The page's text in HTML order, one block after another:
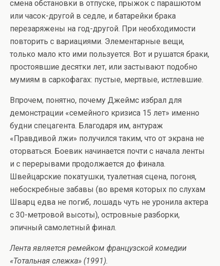
смена обстановки в отпуске, прыжок с парашютом
или часок-другой в седле, и батарейки брака
перезаряжены на год-другой. При необходимости
повторить с вариациями. Элементарные вещи,
только мало кто ими пользуется. Вот и рушатся браки,
простоявшие десятки лет, или застывают подобно
мумиям в саркофагах: пустые, мертвые, истлевшие.
Впрочем, понятно, почему Джеймс избрал для
демонстрации «семейного кризиса 15 лет» именно
будни спецагента. Благодаря им, антураж
«Правдивой лжи» получился таким, что от экрана не
оторваться. Боевик начинается почти с начала ленты
и с перерывами продолжается до финала.
Швейцарские покатушки, туалетная сцена, погоня,
небоскребные забавы (во время которых по слухам
Шварц едва не погиб, лошадь чуть не уронила актера
с 30-метровой высоты), островные разборки,
эпичный самолетный финал.
Лента является ремейком французской комедии
«Тотальная слежка» (1991).